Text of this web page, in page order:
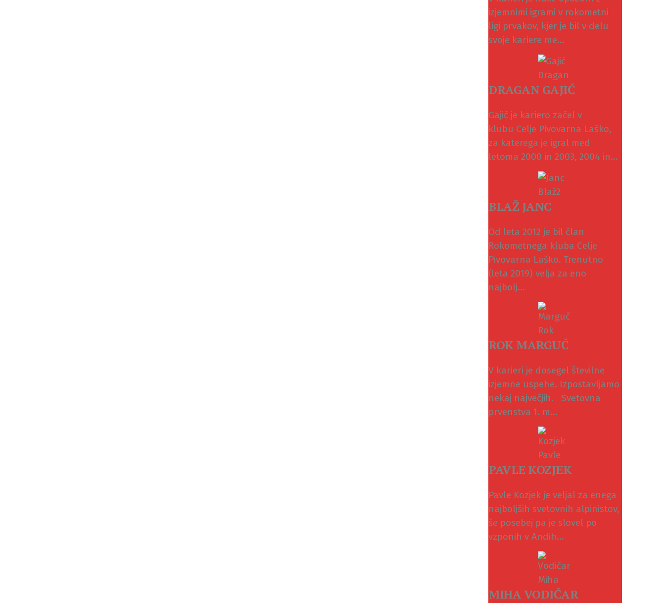
izjemnimi igrami v rokometni
ligi prvakov, kjer je bil v delu
svoje kariere me...
DRAGAN GAJIĆ
Gajić je kariero začel v
klubu Celje Pivovarna Laško,
za katerega je igral med
letoma 2000 in 2003, 2004 in...
BLAŽ JANC
Od leta 2012 je bil član
Rokometnega kluba Celje
Pivovarna Laško. Trenutno
(leta 2019) velja za eno
najbolj...
ROK MARGUČ
V karieri je dosegel številne
izjemne uspehe. Izpostavljamo
nekaj največjih. Svetovna
prvenstva 1. m...
PAVLE KOZJEK
Pavle Kozjek je veljal za enega
najboljših svetovnih alpinistov,
še posebej pa je slovel po
vzponih v Andih...
MIHA VODIČAR